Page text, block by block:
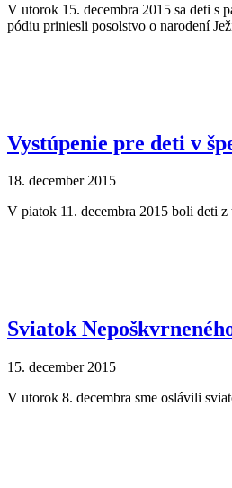
V utorok 15. decembra 2015 sa deti s
pódiu priniesli posolstvo o narodení
Vystúpenie pre deti v
18. december 2015
V piatok 11. decembra 2015 boli deti
Sviatok
15. december 2015
V utorok 8. decembra sme oslávili